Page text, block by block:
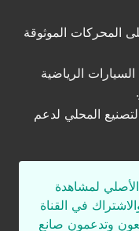
المحركات الموثوقة
الرياضية
المحلي لدعم
لمشاهدة
في القناة
وتدعمون صانع